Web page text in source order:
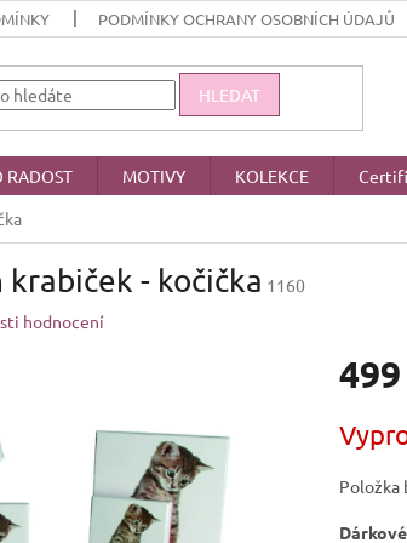
PODMÍNKY OCHRANY OSOBNÍCH ÚDAJŮ
HLEDAT
RADOST MOTIVY KOLEKCE
krabiček - kočička 1160
hodnocení
cena:
Položka